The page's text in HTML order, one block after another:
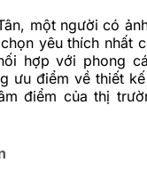
một người có
yêu thích nhất
hợp với phong
ưu điểm về thiết
điểm của thị